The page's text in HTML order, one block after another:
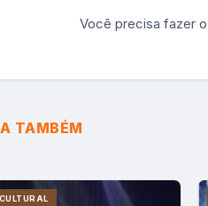
Você precisa fazer o
TAMBÉM